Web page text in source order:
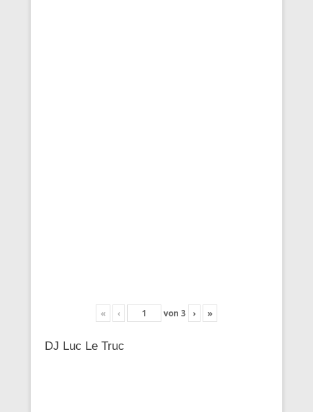
« ‹ von 3 › »
DJ Luc Le Truc